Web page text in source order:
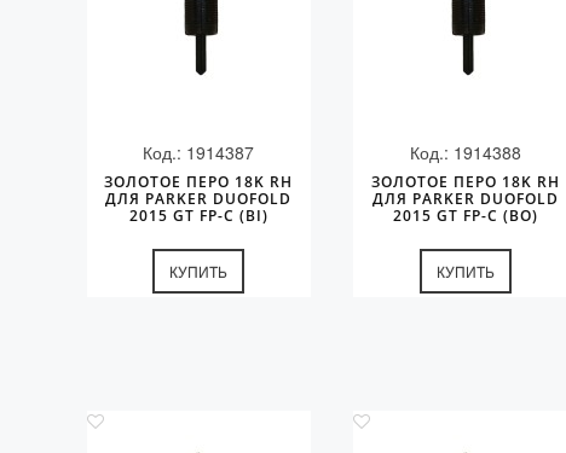
Код.: 1914387
ЗОЛОТОЕ ПЕРО 18K RH
ДЛЯ PARKER DUOFOLD
2015 GT FP-C (BI)
КУПИТЬ
Код.: 1914388
ЗОЛОТОЕ ПЕРО 18K RH
ДЛЯ PARKER DUOFOLD
2015 GT FP-C (BO)
КУПИТЬ